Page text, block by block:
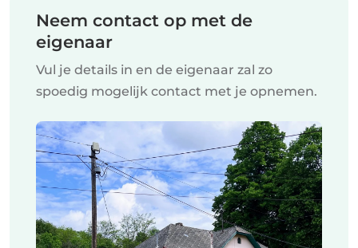
Neem contact op met de
eigenaar
Vul je details in en de eigenaar zal zo
spoedig mogelijk contact met je opnemen.